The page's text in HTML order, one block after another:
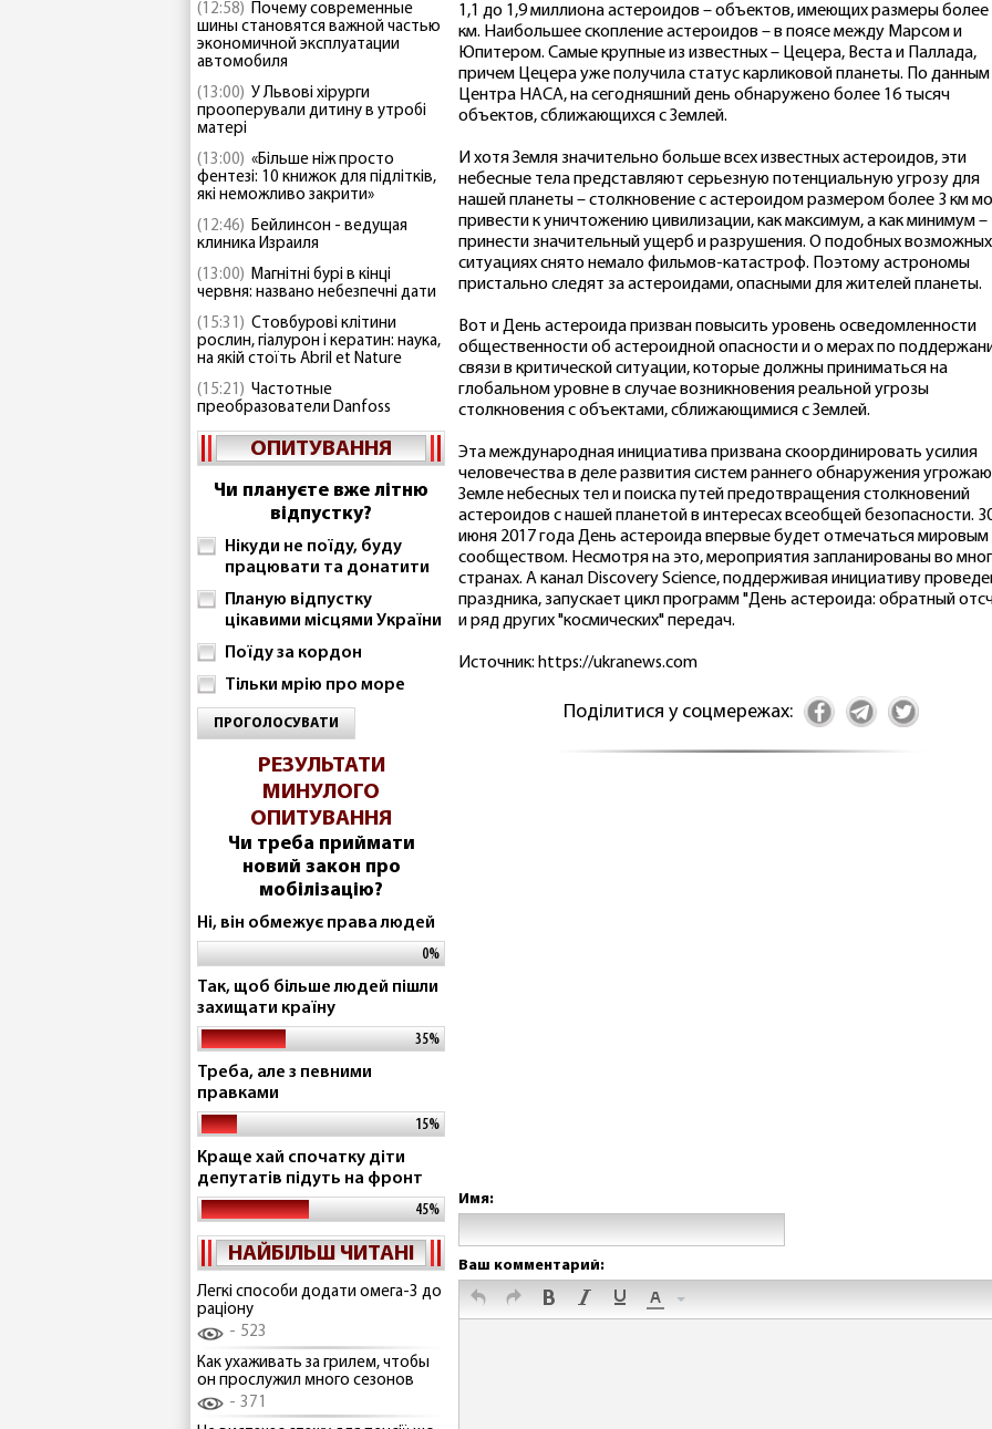
(12:58) Почему современные
шины становятся важной частью
экономичной эксплуатации
автомобиля
(13:00) У Львові хірурги
прооперували дитину в утробі
матері
(13:00) «Більше ніж просто
фентезі: 10 книжок для підлітків,
які неможливо закрити»
(12:46) Бейлинсон - ведущая
клиника Израиля
(13:00) Магнітні бурі в кінці
червня: названо небезпечні дати
(15:31) Стовбурові клітини
рослин, гіалурон і кератин: наука,
на якій стоїть Abril et Nature
(15:21) Частотные
преобразователи Danfoss
ОПИТУВАННЯ
Чи плануєте вже літню
відпустку?
Нікуди не поїду, буду
працювати та донатити
Планую відпустку
цікавими місцями України
Поїду за кордон
Тільки мрію про море
ПРОГОЛОСУВАТИ
РЕЗУЛЬТАТИ
МИНУЛОГО
ОПИТУВАННЯ
Чи треба приймати
новий закон про
мобілізацію?
Ні, він обмежує права людей
0%
Так, щоб більше людей пішли
захищати країну
35%
Треба, але з певними
правками
15%
Краще хай спочатку діти
депутатів підуть на фронт
45%
НАЙБІЛЬШ ЧИТАНІ
Легкі способи додати омега-3 до
раціону
523
Как ухаживать за грилем, чтобы
он прослужил много сезонов
371
1,1 до 1,9 миллиона астероидов – объектов, имеющих размеры более
км. Наибольшее скопление астероидов – в поясе между Марсом и
Юпитером. Самые крупные из известных – Цецера, Веста и Паллада,
причем Цецера уже получила статус карликовой планеты. По данным
Центра НАСА, на сегодняшний день обнаружено более 16 тысяч
объектов, сближающихся с Землей.
И хотя Земля значительно больше всех известных астероидов, эти
небесные тела представляют серьезную потенциальную угрозу для
нашей планеты – столкновение с астероидом размером более 3 км
привести к уничтожению цивилизации, как максимум, а как минимум –
принести значительный ущерб и разрушения. О подобных возможных
ситуациях снято немало фильмов-катастроф. Поэтому астрономы
пристально следят за астероидами, опасными для жителей планеты.
Вот и День астероида призван повысить уровень осведомленности
общественности об астероидной опасности и о мерах по
связи в критической ситуации, которые должны приниматься на
глобальном уровне в случае возникновения реальной угрозы
столкновения с объектами, сближающимися с Землей.
Эта международная инициатива призвана скоординировать усилия
человечества в деле развития систем раннего обнаружения
Земле небесных тел и поиска путей предотвращения столкновений
астероидов с нашей планетой в интересах всеобщей безопасности.
июня 2017 года День астероида впервые будет отмечаться мировым
сообществом. Несмотря на это, мероприятия запланированы во
странах. А канал Discovery Science, поддерживая инициативу
праздника, запускает цикл программ "День астероида: обратный
и ряд других "космических" передач.
Источник: https://ukranews.com
Поділитися у соцмережах:
Имя:
Ваш комментарий: